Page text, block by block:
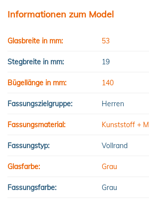
Informationen zum Model
Glasbreite in mm: 53
Stegbreite in mm: 19
Bügellänge in mm: 140
Fassungszielgruppe: Herren
Fassungsmaterial: Kunststoff +
Fassungstyp: Vollrand
Glasfarbe: Grau
Fassungsfarbe: Grau